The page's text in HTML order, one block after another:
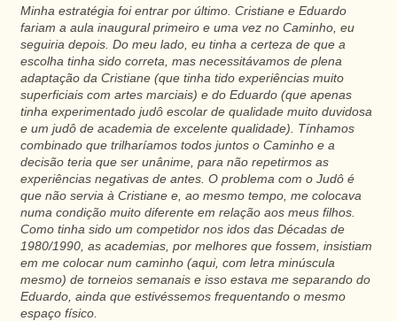
Minha estratégia foi entrar por último. Cristiane e Eduardo
fariam a aula inaugural primeiro e uma vez no Caminho, eu
seguiria depois. Do meu lado, eu tinha a certeza de que a
escolha tinha sido correta, mas necessitávamos de plena
adaptação da Cristiane (que tinha tido experiências muito
superficiais com artes marciais) e do Eduardo (que apenas
tinha experimentado judô escolar de qualidade muito duvidosa
e um judô de academia de excelente qualidade). Tínhamos
combinado que trilharíamos todos juntos o Caminho e a
decisão teria que ser unânime, para não repetirmos as
experiências negativas de antes. O problema com o Judô é
que não servia à Cristiane e, ao mesmo tempo, me colocava
numa condição muito diferente em relação aos meus filhos.
Como tinha sido um competidor nos idos das Décadas de
1980/1990, as academias, por melhores que fossem, insistiam
em me colocar num caminho (aqui, com letra minúscula
mesmo) de torneios semanais e isso estava me separando do
Eduardo, ainda que estivéssemos frequentando o mesmo
espaço físico.